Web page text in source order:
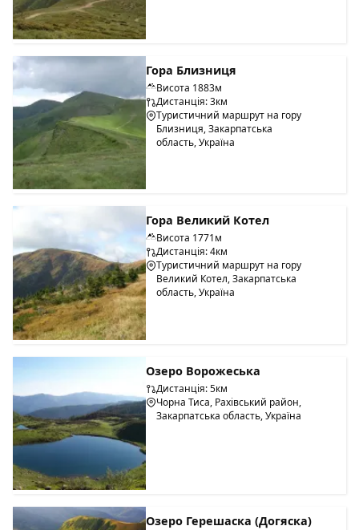
Гора Близниця
Висота 1883м
Дистанція: 3км
Туристичний маршрут на гору
Близниця, Закарпатська
область, Україна
Гора Великий Котел
Висота 1771м
Дистанція: 4км
Туристичний маршрут на гору
Великий Котел, Закарпатська
область, Україна
Озеро Ворожеська
Дистанція: 5км
Чорна Тиса, Рахівський район,
Закарпатська область, Україна
Озеро Герешаска (Догяска)